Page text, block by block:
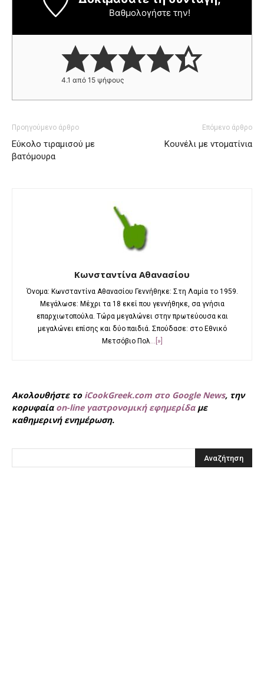
Βαθμολογήστε την!
4.1 από 15 ψήφους
Προηγούμενο άρθρο
Εύκολο τιραμισού με
βατόμουρα
Επόμενο άρθρο
Κουνέλι με ντοματίνια
Κωνσταντίνα Αθανασίου
Όνομα: Κωνσταντίνα Αθανασίου Γεννήθηκε: Στη Λαμία το 1959.
Μεγάλωσε: Μέχρι τα 18 εκεί που γεννήθηκε, σα γνήσια
επαρχιωτοπούλα. Τώρα μεγαλώνει στην πρωτεύουσα και
μεγαλώνει επίσης και δύο παιδιά. Σπούδασε: στο Εθνικό
Μετσόβιο Πολ ...[»]
Ακολουθήστε το iCookGreek.com στο Google News, την
κορυφαία on-line γαστρονομική εφημερίδαμε
καθημερινή ενημέρωση.